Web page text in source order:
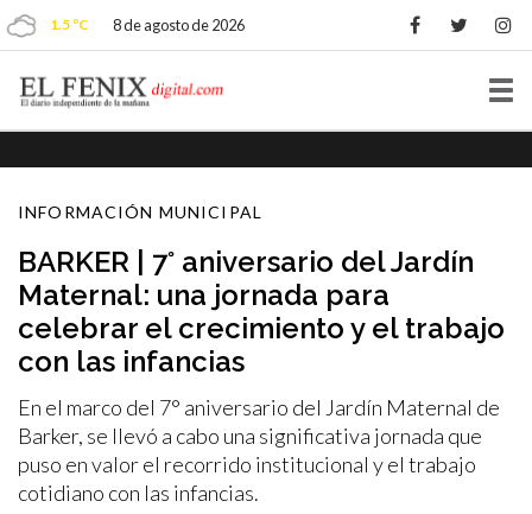
1.5 ºC 8 de agosto de 2026
INFORMACIÓN MUNICIPAL
BARKER | 7° aniversario del Jardín
Maternal: una jornada para
celebrar el crecimiento y el trabajo
con las infancias
En el marco del 7° aniversario del Jardín Maternal de
Barker, se llevó a cabo una significativa jornada que
puso en valor el recorrido institucional y el trabajo
cotidiano con las infancias.